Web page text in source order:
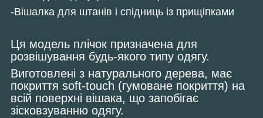
-Вішалка для штанів і спідниць із прищіпками
Ця модель плічок призначена для
розвішування будь-якого типу одягу.
Виготовлені з натурального дерева, має
покриття soft-touch (гумоване покриття) на
всій поверхні вішака, що запобігає
зісковзуванню одягу.